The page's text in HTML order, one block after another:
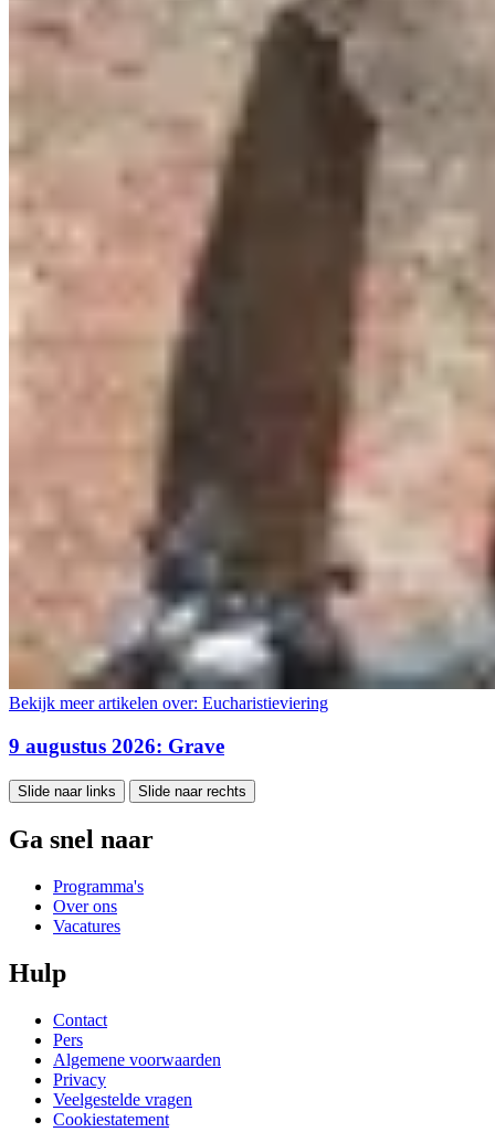
Bekijk meer artikelen over: Eucharistieviering
9 augustus 2026: Grave
Slide naar links Slide naar rechts
Ga snel naar
Programma's
Over ons
Vacatures
Hulp
Contact
Pers
Algemene voorwaarden
Privacy
Veelgestelde vragen
Cookiestatement